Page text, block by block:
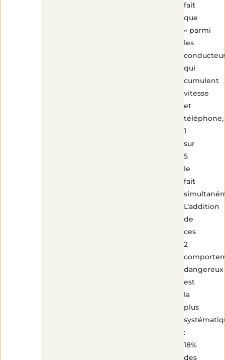
fait
que
« parmi
les
qui
cumulent
vitesse
et
téléphone,
1
sur
5
le
fait
L’addition
de
ces
2
dangereux
est
la
plus
:
18%
des